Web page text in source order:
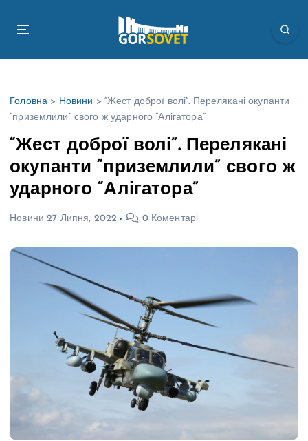
Головна > Новини > “Жест доброї волі”. Перелякані окупанти
“приземлили” свого ж ударного “Алігатора”
“Жест доброї волі”. Перелякані
окупанти “приземлили” свого ж
ударного “Алігатора”
Новини 27 Липня, 2022 0 Коментарі